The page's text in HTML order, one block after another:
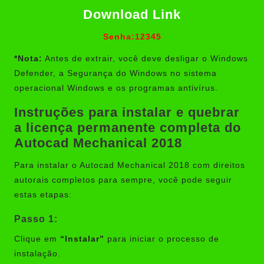
Download Link
Senha:12345
*Nota: Antes de extrair, você deve desligar o Windows
Defender, a Segurança do Windows no sistema
operacional Windows e os programas antivírus.
Instruções para instalar e quebrar
a licença permanente completa do
Autocad Mechanical 2018
Para instalar o Autocad Mechanical 2018 com direitos
autorais completos para sempre, você pode seguir
estas etapas:
Passo 1:
Clique em “Instalar” para iniciar o processo de
instalação.